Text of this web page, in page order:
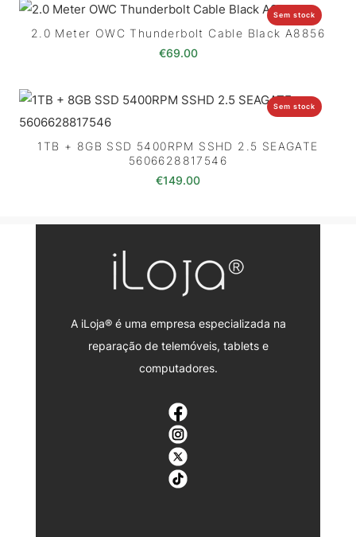
Sem stock
2.0 Meter OWC Thunderbolt Cable Black A8856
€69.00
Sem stock
1TB + 8GB SSD 5400RPM SSHD 2.5 SEAGATE
5606628817546
€149.00
A iLoja® é uma empresa especializada na
reparação de telemóveis, tablets e
computadores.